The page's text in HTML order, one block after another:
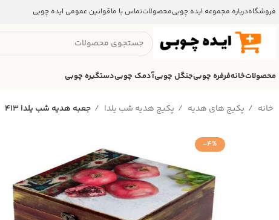
فروشگاهدرباره مجموعه ایده چوبیمحصولاتتماس با ماقوانین عمومی ایده چوبی
محصولاتخانهفرفره چوبیجنگل چوبیآدمک چوبیدستگیره چوبی
خانه پکیج های هدیه پکیج هدیه شب یلدا جعبه هدیه شب یلدا ۴۱۳
-4%